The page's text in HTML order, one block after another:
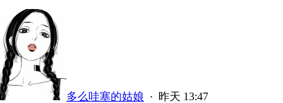
多么哇塞的姑娘 · 昨天 13:47